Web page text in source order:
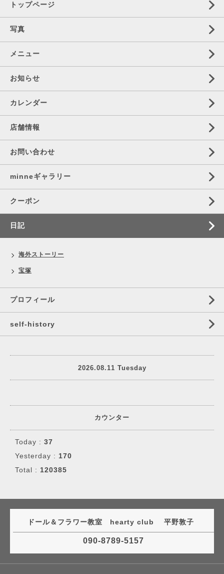
トップページ
写真
メニュー
お知らせ
カレンダー
店舗情報
お問い合わせ
minneギャラリー
クーポン
日記
海外ストーリー
宝塚
プロフィール
self‐history
2026.08.11 Tuesday
カウンター
Today : 37
Yesterday : 170
Total : 120385
ドール＆フラワー教室 hearty club 平野敦子
090-8789-5157